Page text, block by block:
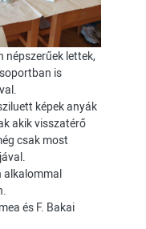
népszerűek lettek,
is
képek anyák
akik visszatérő
csak most
alkalommal
és F. Bakai